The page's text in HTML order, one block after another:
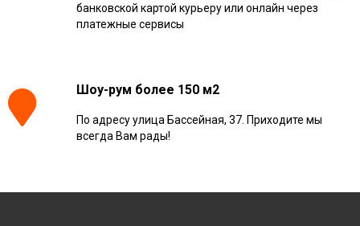
банковской картой курьеру или онлайн через
платежные сервисы
Шоу-рум более 150 м2
По адресу улица Бассейная, 37. Приходите мы
всегда Вам рады!